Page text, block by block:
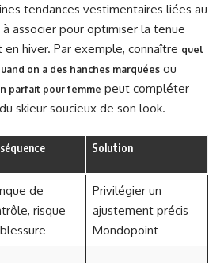
tendances vestimentaires liées au
associer pour optimiser la tenue
hiver. Par exemple, connaître quel
on a des hanches marquées ou
parfait pour femme peut compléter
skieur soucieux de son look.
Solution
de
risque
Privilégier un
ajustement précis
Mondopoint